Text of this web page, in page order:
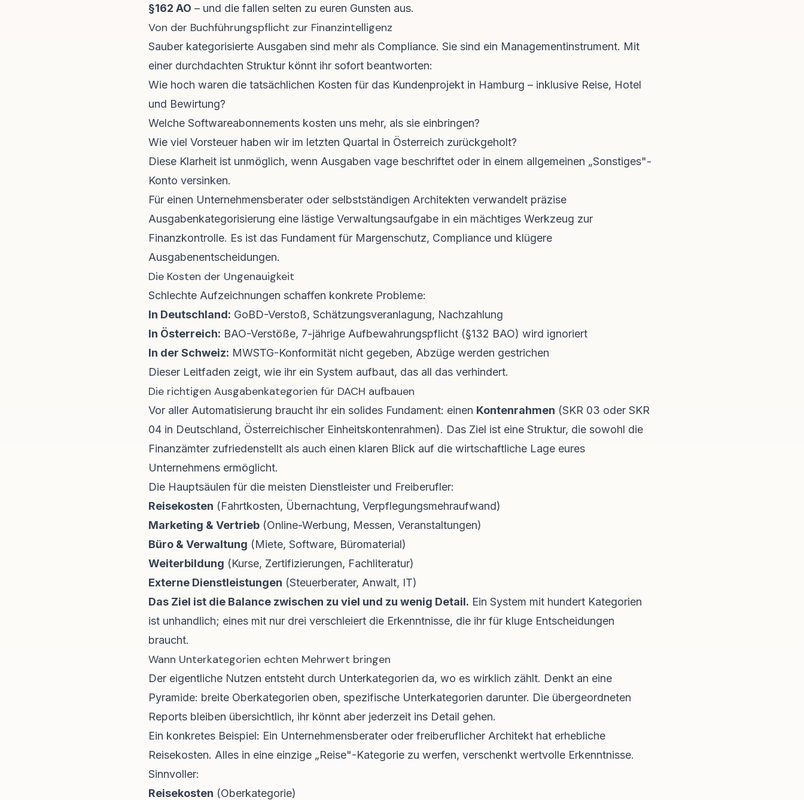
§162 AO – und die fallen selten zu euren Gunsten aus.
Von der Buchführungspflicht zur Finanzintelligenz
Sauber kategorisierte Ausgaben sind mehr als Compliance. Sie sind ein Managementinstrument. Mit
einer durchdachten Struktur könnt ihr sofort beantworten:
Wie hoch waren die tatsächlichen Kosten für das Kundenprojekt in Hamburg – inklusive Reise, Hotel
und Bewirtung?
Welche Softwareabonnements kosten uns mehr, als sie einbringen?
Wie viel Vorsteuer haben wir im letzten Quartal in Österreich zurückgeholt?
Diese Klarheit ist unmöglich, wenn Ausgaben vage beschriftet oder in einem allgemeinen „Sonstiges"-
Konto versinken.
Für einen Unternehmensberater oder selbstständigen Architekten verwandelt präzise
Ausgabenkategorisierung eine lästige Verwaltungsaufgabe in ein mächtiges Werkzeug zur
Finanzkontrolle. Es ist das Fundament für Margenschutz, Compliance und klügere
Ausgabenentscheidungen.
Die Kosten der Ungenauigkeit
Schlechte Aufzeichnungen schaffen konkrete Probleme:
In Deutschland: GoBD-Verstoß, Schätzungsveranlagung, Nachzahlung
In Österreich: BAO-Verstöße, 7-jährige Aufbewahrungspflicht (§132 BAO) wird ignoriert
In der Schweiz: MWSTG-Konformität nicht gegeben, Abzüge werden gestrichen
Dieser Leitfaden zeigt, wie ihr ein System aufbaut, das all das verhindert.
Die richtigen Ausgabenkategorien für DACH aufbauen
Vor aller Automatisierung braucht ihr ein solides Fundament: einen Kontenrahmen (SKR 03 oder SKR
04 in Deutschland, Österreichischer Einheitskontenrahmen). Das Ziel ist eine Struktur, die sowohl die
Finanzämter zufriedenstellt als auch einen klaren Blick auf die wirtschaftliche Lage eures
Unternehmens ermöglicht.
Die Hauptsäulen für die meisten Dienstleister und Freiberufler:
Reisekosten (Fahrtkosten, Übernachtung, Verpflegungsmehraufwand)
Marketing & Vertrieb (Online-Werbung, Messen, Veranstaltungen)
Büro & Verwaltung (Miete, Software, Büromaterial)
Weiterbildung (Kurse, Zertifizierungen, Fachliteratur)
Externe Dienstleistungen (Steuerberater, Anwalt, IT)
Das Ziel ist die Balance zwischen zu viel und zu wenig Detail. Ein System mit hundert Kategorien
ist unhandlich; eines mit nur drei verschleiert die Erkenntnisse, die ihr für kluge Entscheidungen
braucht.
Wann Unterkategorien echten Mehrwert bringen
Der eigentliche Nutzen entsteht durch Unterkategorien da, wo es wirklich zählt. Denkt an eine
Pyramide: breite Oberkategorien oben, spezifische Unterkategorien darunter. Die übergeordneten
Reports bleiben übersichtlich, ihr könnt aber jederzeit ins Detail gehen.
Ein konkretes Beispiel: Ein Unternehmensberater oder freiberuflicher Architekt hat erhebliche
Reisekosten. Alles in eine einzige „Reise"-Kategorie zu werfen, verschenkt wertvolle Erkenntnisse.
Sinnvoller:
Reisekosten (Oberkategorie)